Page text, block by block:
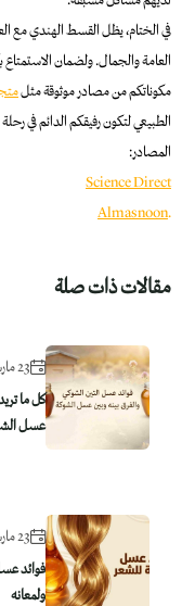
في الختام، يظل القسط الهندي مع
العامة والجمال. ولضمان
مكوناتكم من مصادر موثوقة مثل
الطبيعي لتكون رفيقكم الدائم في رحلة
المصادر:
Science Direct
.
Almasnoon
مقالات ذات صلة
23 مارس 2026
كل ما
عسل
23 مارس 2026
فوائد
ولمعانه